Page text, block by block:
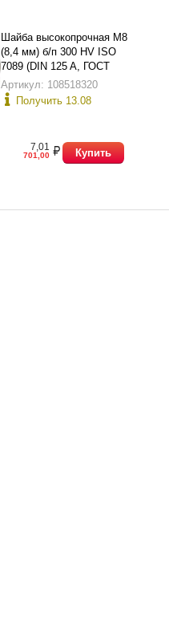
Шайба высокопрочная М8
(8,4 мм) б/п 300 HV ISO
7089 (DIN 125 A, ГОСТ
11371-78 исп.1)
Артикул: 108518320
Получить 13.08
7,01
701,00 Купить